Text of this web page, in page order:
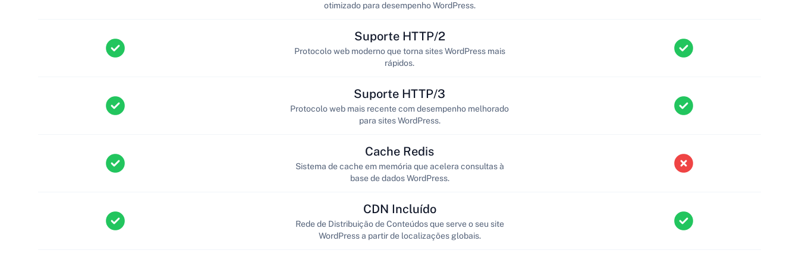
otimizado para desempenho WordPress.
Suporte HTTP/2
Protocolo web moderno que torna sites WordPress mais
rápidos.
Suporte HTTP/3
Protocolo web mais recente com desempenho melhorado
para sites WordPress.
Cache Redis
Sistema de cache em memória que acelera consultas à
base de dados WordPress.
CDN Incluído
Rede de Distribuição de Conteúdos que serve o seu site
WordPress a partir de localizações globais.